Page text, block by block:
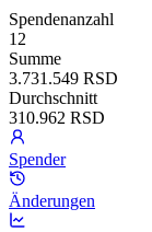
Spendenanzahl
12
Summe
3.731.549 RSD
Durchschnitt
310.962 RSD
Spender
Änderungen